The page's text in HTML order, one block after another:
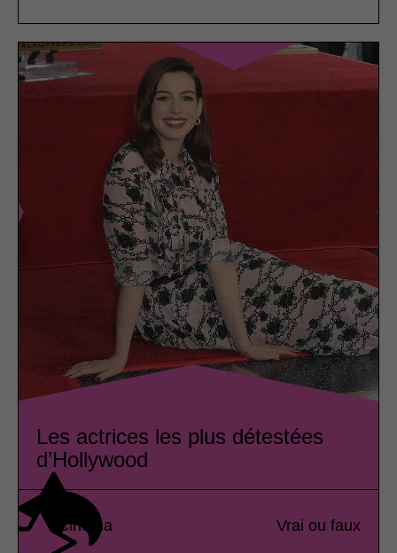
Les actrices les plus détestées
d’Hollywood
Cinéma Vrai ou faux